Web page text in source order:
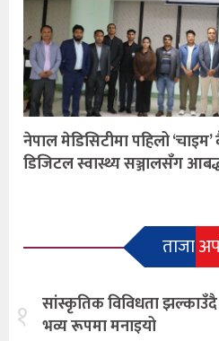
नेपाल मेडिसिटीमा पहिलो
डिजिटल स्वास्थ्य सञ्जालसँग
ताजा
१ सांस्कृतिक विविधता
भव्य रूपमा मनाइयो